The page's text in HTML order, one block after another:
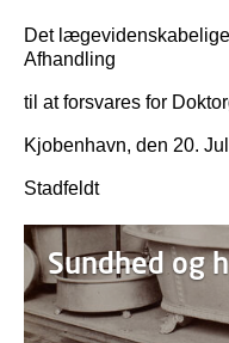
Det
Afhandling
til at forsvares for
Kjobenhavn, den 20.
Stadfeldt
Sundhed og